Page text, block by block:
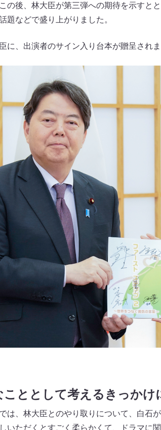
の後、林大臣が第三弾への期待を示すと
題などで盛り上がりました。
に、出演者のサイン入り台本が贈呈されま
こととして考えるきっかけ
は、林大臣とのやり取りについて、白石
いただくとすごく柔らかくて、ドラマに